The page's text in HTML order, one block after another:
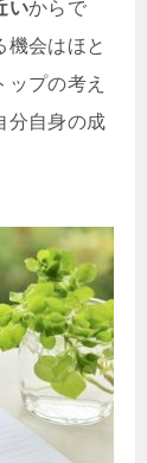
いからで
機会はほと
プの考え
分自身の成